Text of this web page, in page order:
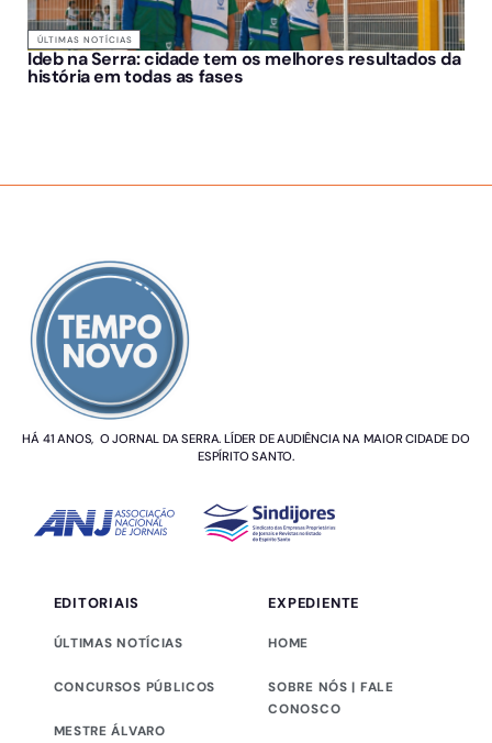
ÚLTIMAS NOTÍCIAS
Ideb na Serra: cidade tem os melhores resultados da
história em todas as fases
HÁ 41 ANOS, O JORNAL DA SERRA. LÍDER DE AUDIÊNCIA NA MAIOR CIDADE DO
ESPÍRITO SANTO.
EDITORIAIS
ÚLTIMAS NOTÍCIAS
CONCURSOS PÚBLICOS
MESTRE ÁLVARO
EXPEDIENTE
HOME
SOBRE NÓS | FALE
CONOSCO